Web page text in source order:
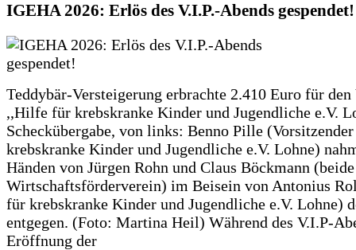
IGEHA 2026: Erlös des V.I.P.-Abends gespendet!
Teddybär-Versteigerung erbrachte 2.410 Euro für den
,,Hilfe für krebskranke Kinder und Jugendliche e.V.
Scheckübergabe, von links: Benno Pille
krebskranke Kinder und Jugendliche e.V. Lohne)
Händen von Jürgen Rohn und Claus Böckmann
Wirtschaftsförderverein) im Beisein von Antonius
für krebskranke Kinder und Jugendliche e.V. Lohne)
entgegen. (Foto: Martina Heil) Während des V.I.P-
Eröffnung der